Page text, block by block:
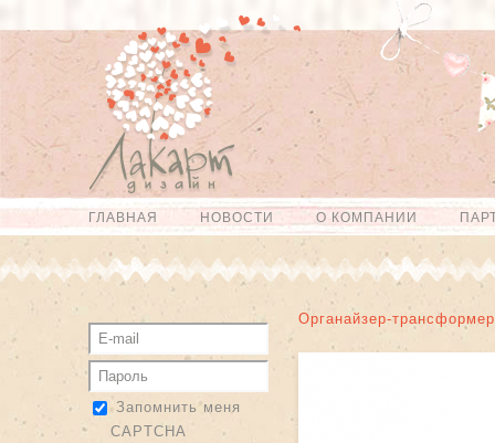
Перейти к
основному
содержанию
Skip to
navigation
Главное меню
ГЛАВНАЯ НОВОСТИ О КОМПАНИИ
Запомнить меня
CAPTCHA
Органайзер-